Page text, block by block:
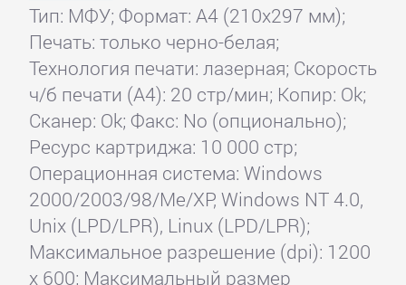
Тип: МФУ; Формат: A4 (210x297 мм);
Печать: только черно-белая;
Технология печати: лазерная; Скорость
ч/б печати (А4): 20 стр/мин; Копир: Ok;
Сканер: Ok; Факс: No (опционально);
Ресурс картриджа: 10 000 стр;
Операционная система: Windows
2000/2003/98/Me/XP, Windows NT 4.0,
Unix (LPD/LPR), Linux (LPD/LPR);
Максимальное разрешение (dpi): 1200
x 600; Максимальный размер